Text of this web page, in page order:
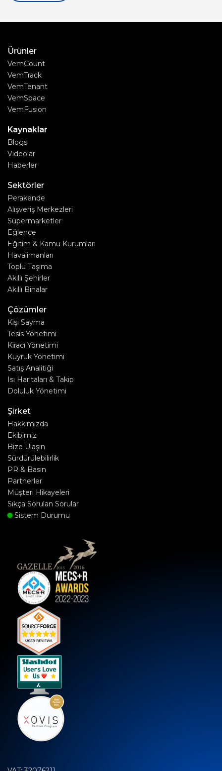
Ürünler
VemCount
VemTrack
VemTenant
VemSpace
VemFusion
Kaynaklar
Blogs
Videolar
Haberler
Sektörler
Perakende
Alışveriş Merkezleri
Süpermarketler
Eğlence
Eğitim & Kamu Kurumları
Havalimanları
Toplu Taşıma
Akıllı Şehirler
Akıllı Binalar
Çözümler
Kişi Sayma
Tesis Yönetimi
Kiracı Yönetimi
Kuyruk Yönetimi
Satış Analitiği
Isı Haritaları & Takip
Doluluk Yönetimi
Şirket
Hakkımızda
Ekibimiz
Bize Ulaşın
Sürdürülebilirlik
PR & Basın
Partnerler
Müşteri Hikayeleri
Sıkça Sorulan Sorular
Sistem Durumu